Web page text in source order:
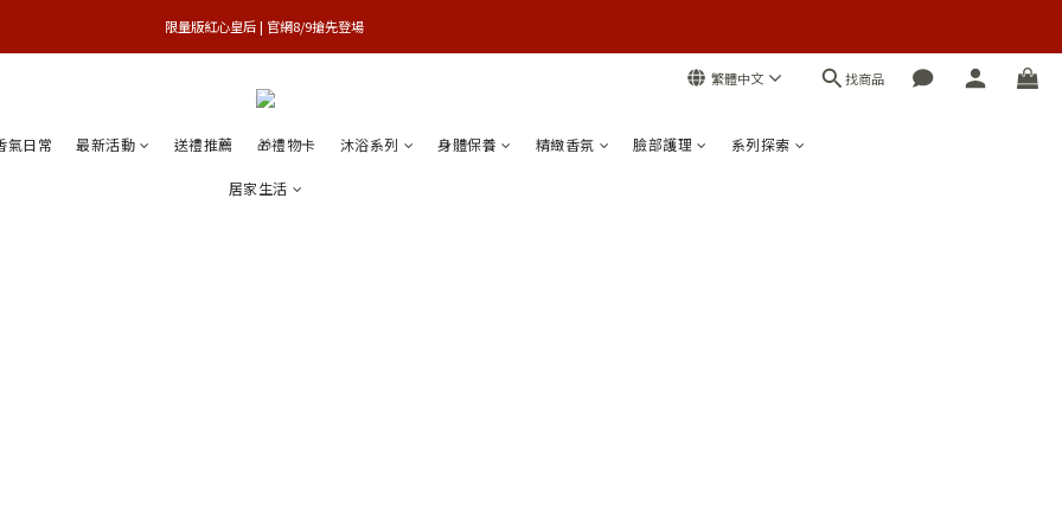
買1送1特賣會 | 台中大遠百店 / 南紡店
限量版紅心皇后 | 官網8/9搶先登場
繁體中文 找商品
氣日常 最新活動 送禮推薦 🎁禮物卡 沐浴系列 身體保養 精緻香氛 臉部護理 系列探索
居家生活